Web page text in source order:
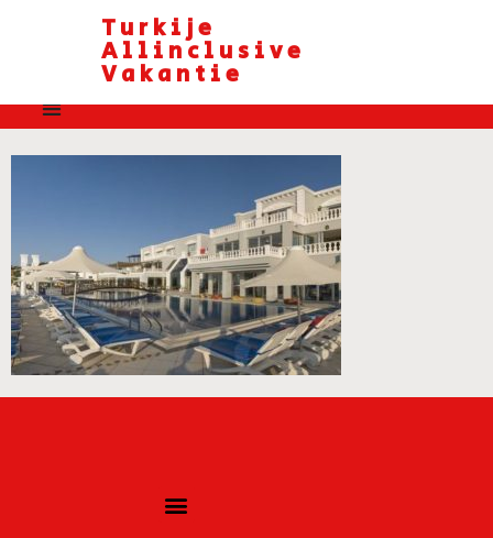
Turkije
Allinclusive
Vakantie